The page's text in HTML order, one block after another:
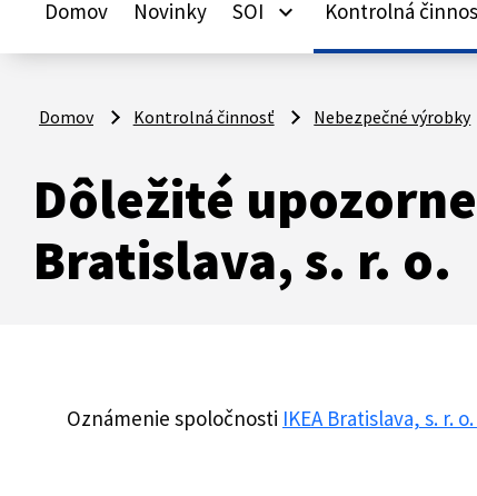
Domov Novinky SOI keyboard_arrow_down Kontrolná
Domov Kontrolná činnosť Nebezpečné výrobky
Dôležité
Bratislava, s. r. o.
Oznámenie spoločnosti IKEA Bratislava, s. r. o.